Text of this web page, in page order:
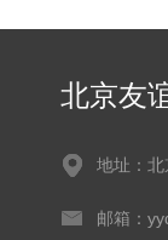
北京友
地址：
邮箱：